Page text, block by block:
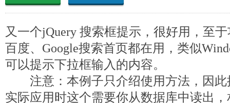
又一个jQuery 搜索框提示，很好用，至
百度、Google搜索首页都在用，类似
可以提示下拉框输入的内容。
注意：本例子只介绍使用方法，因此
实际应用时这个需要你从数据库中读出